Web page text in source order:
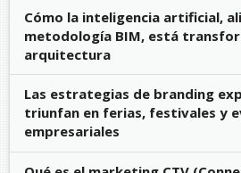
Cómo la inteligencia artificial,
metodología BIM, está
arquitectura
Las estrategias de branding
triunfan en ferias, festivales y
empresariales